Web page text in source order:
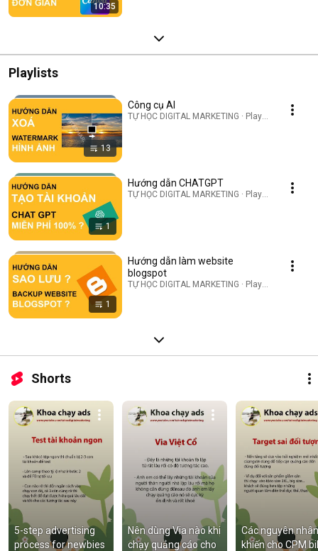
10:35
Playlists
13
Công cụ AI
TỰ HỌC DIGITAL MARKETING · Playlist
1
Hướng dẫn CHATGPT
TỰ HỌC DIGITAL MARKETING · Playlist
1
Hướng dẫn làm website
blogspot
TỰ HỌC DIGITAL MARKETING · Playlist
Shorts
5-step advertising
process for newbies
Nên dùng Via nào khi
chạy quảng cáo cho
Các nguyên nhân
khiến cho CPM